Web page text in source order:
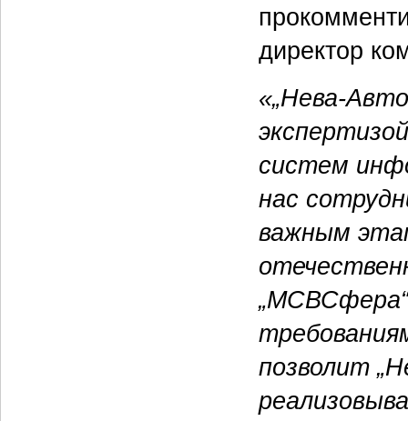
директор
«„Нева-
систем
нас
важным
позволит